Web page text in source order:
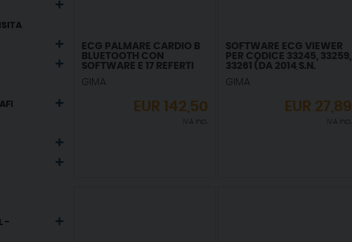
-
ECG PALMARE CARDIO B
BLUETOOTH CON
SOFTWARE E 17 REFERTI
GIMA
EUR142,50
IVA incl.
SOFTWARE ECG VIEWER
PER CODICE 33245, 33259,
33261 (DA 2014 S.N.
GIMA
EUR 27,89
IVA incl.